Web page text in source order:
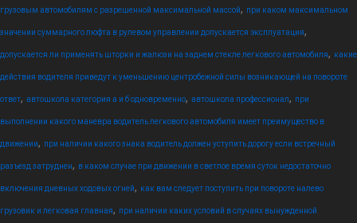
грузовым автомобилям с разрешенной максимальной массой, при каком максимальном
значении суммарного люфта в рулевом управлении допускается эксплуатация,
допускается ли применять шторки и жалюзи на заднем стекле легкового автомобиля, какие
действия водителя приведут к уменьшению центробежной силы возникающей на повороте
ответ, автошкола категория а и б одновременно, автошкола профессионал, при
выполнении какого маневра водитель легкового автомобиля имеет преимущество в
движении, при наличии какого знака водитель должен уступить дорогу если встречный
разъезд затруднен, в каком случае при движении в светлое время суток недостаточно
включения дневных ходовых огней, как вам следует поступить при повороте налево
грузовик и легковая главная, при наличии каких условий в случаях вынужденной